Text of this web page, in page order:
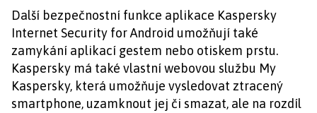
Další bezpečnostní funkce aplikace Kaspersky
Internet Security for Android umožňují také
zamykání aplikací gestem nebo otiskem prstu.
Kaspersky má také vlastní webovou službu My
Kaspersky, která umožňuje vysledovat ztracený
smartphone, uzamknout jej či smazat, ale na rozdíl